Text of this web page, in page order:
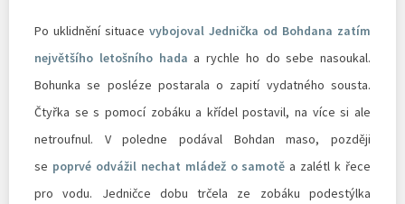
Po uklidnění situace vybojoval Jednička od Bohdana zatím
největšího letošního hada a rychle ho do sebe nasoukal.
Bohunka se posléze postarala o zapití vydatného sousta.
Čtyřka se s pomocí zobáku a křídel postavil, na více si ale
netroufnul. V poledne podával Bohdan maso, později
se poprvé odvážil nechat mládež o samotě a zalétl k řece
pro vodu. Jedničce dobu trčela ze zobáku podestýlka